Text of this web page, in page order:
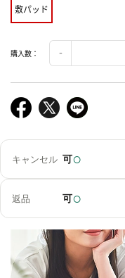
敷パッド
購入数：
キャンセル 可○
返品 可○